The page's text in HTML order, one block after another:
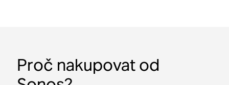
Proč nakupovat od